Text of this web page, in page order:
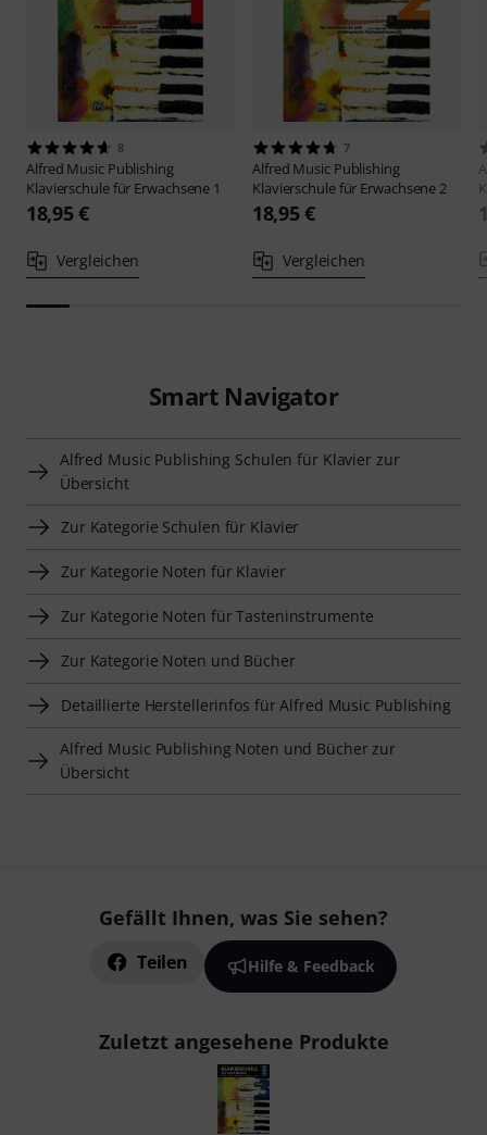
8
Alfred Music Publishing
Klavierschule für Erwachsene 1
18,95 €
Vergleichen
7
Alfred Music Publishing
Klavierschule für Erwachsene 2
18,95 €
Vergleichen
Smart Navigator
Alfred Music Publishing Schulen für Klavier zur
Übersicht
Zur Kategorie Schulen für Klavier
Zur Kategorie Noten für Klavier
Zur Kategorie Noten für Tasteninstrumente
Zur Kategorie Noten und Bücher
Detaillierte Herstellerinfos für Alfred Music Publishing
Alfred Music Publishing Noten und Bücher zur
Übersicht
Gefällt Ihnen, was Sie sehen?
Teilen Hilfe & Feedback
Zuletzt angesehene Produkte